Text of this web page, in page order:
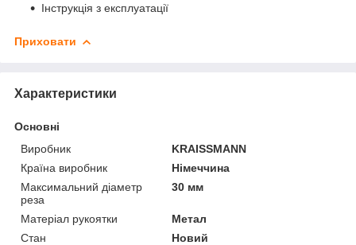
Інструкція з експлуатації
Приховати
Характеристики
Основні
Виробник
KRAISSMANN
Країна виробник
Німеччина
Максимальний діаметр
реза
30 мм
Матеріал рукоятки
Метал
Стан
Новий